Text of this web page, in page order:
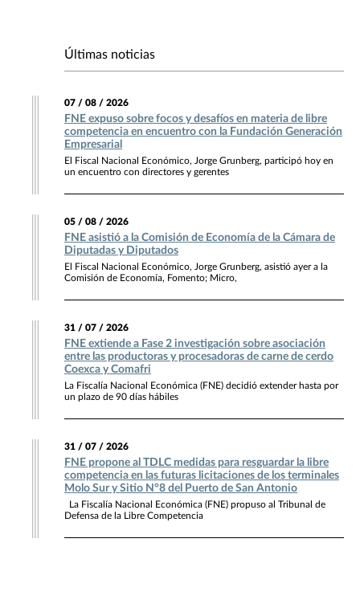
Últimas noticias
07 / 08 / 2026
FNE expuso sobre focos y desafíos en materia de libre
competencia en encuentro con la Fundación Generación
Empresarial
El Fiscal Nacional Económico, Jorge Grunberg, participó hoy en
un encuentro con directores y gerentes
05 / 08 / 2026
FNE asistió a la Comisión de Economía de la Cámara de
Diputadas y Diputados
El Fiscal Nacional Económico, Jorge Grunberg, asistió ayer a la
Comisión de Economía, Fomento; Micro,
31 / 07 / 2026
FNE extiende a Fase 2 investigación sobre asociación
entre las productoras y procesadoras de carne de cerdo
Coexca y Comafri
La Fiscalía Nacional Económica (FNE) decidió extender hasta por
un plazo de 90 días hábiles
31 / 07 / 2026
FNE propone al TDLC medidas para resguardar la libre
competencia en las futuras licitaciones de los terminales
Molo Sur y Sitio N°8 del Puerto de San Antonio
La Fiscalía Nacional Económica (FNE) propuso al Tribunal de
Defensa de la Libre Competencia